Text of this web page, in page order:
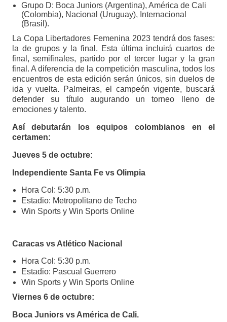
Grupo D: Boca Juniors (Argentina), América de Cali
(Colombia), Nacional (Uruguay), Internacional
(Brasil).
La Copa Libertadores Femenina 2023 tendrá dos fases:
la de grupos y la final. Esta última incluirá cuartos de
final, semifinales, partido por el tercer lugar y la gran
final. A diferencia de la competición masculina, todos los
encuentros de esta edición serán únicos, sin duelos de
ida y vuelta. Palmeiras, el campeón vigente, buscará
defender su título augurando un torneo lleno de
emociones y talento.
Así debutarán los equipos colombianos en el
certamen:
Jueves 5 de octubre:
Independiente Santa Fe vs Olimpia
Hora Col: 5:30 p.m.
Estadio: Metropolitano de Techo
Win Sports y Win Sports Online
Caracas vs Atlético Nacional
Hora Col: 5:30 p.m.
Estadio: Pascual Guerrero
Win Sports y Win Sports Online
Viernes 6 de octubre:
Boca Juniors vs América de Cali.